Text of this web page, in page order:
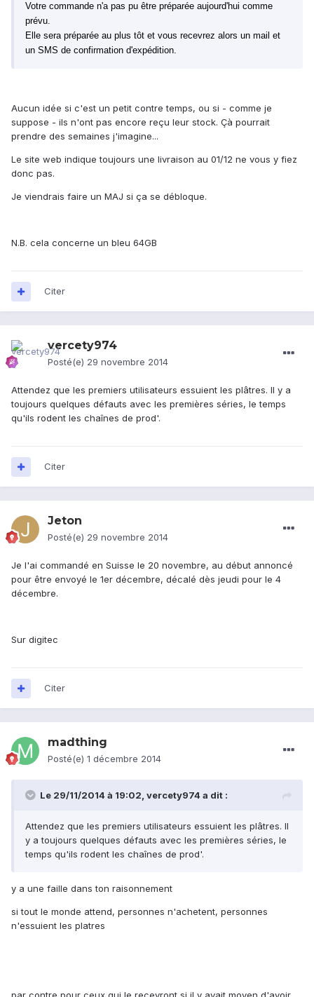
Votre commande n'a pas pu être préparée aujourd'hui comme
prévu.
Elle sera préparée au plus tôt et vous recevrez alors un mail et
un SMS de confirmation d'expédition.
Aucun idée si c'est un petit contre temps, ou si - comme je
suppose - ils n'ont pas encore reçu leur stock. Çà pourrait
prendre des semaines j'imagine...
Le site web indique toujours une livraison au 01/12 ne vous y fiez
donc pas.
Je viendrais faire un MAJ si ça se débloque.
N.B. cela concerne un bleu 64GB
Citer
vercety974
Posté(e) 29 novembre 2014
Attendez que les premiers utilisateurs essuient les plâtres. Il y a
toujours quelques défauts avec les premières séries, le temps
qu'ils rodent les chaînes de prod'.
Citer
Jeton
Posté(e) 29 novembre 2014
Je l'ai commandé en Suisse le 20 novembre, au début annoncé
pour être envoyé le 1er décembre, décalé dès jeudi pour le 4
décembre.
Sur digitec
Citer
madthing
Posté(e) 1 décembre 2014
Le 29/11/2014 à 19:02, vercety974 a dit :
Attendez que les premiers utilisateurs essuient les plâtres. Il
y a toujours quelques défauts avec les premières séries, le
temps qu'ils rodent les chaînes de prod'.
y a une faille dans ton raisonnement
si tout le monde attend, personnes n'achetent, personnes
n'essuient les platres